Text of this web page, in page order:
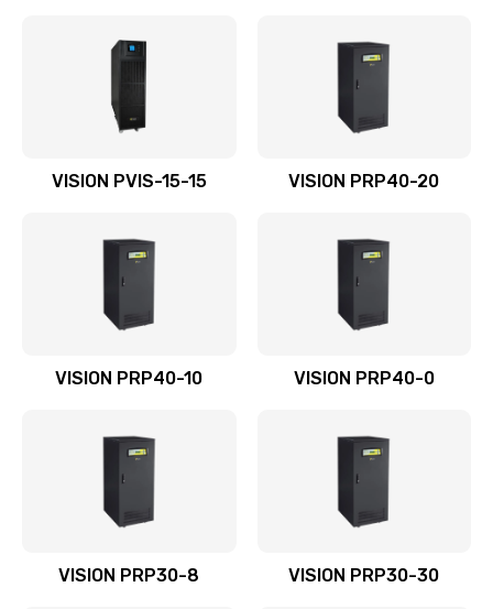
VISION PVIS-15-15 VISION PRP40-20
VISION PRP40-10 VISION PRP40-0
VISION PRP30-8 VISION PRP30-30